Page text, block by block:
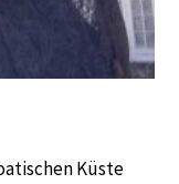
Küste